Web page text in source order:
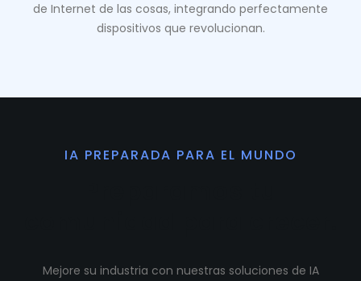
de Internet de las cosas, integrando perfectamente
dispositivos que revolucionan.
IA PREPARADA PARA EL MUNDO
Mejore su industria con nuestras soluciones de IA